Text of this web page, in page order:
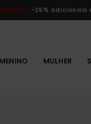
PROMO -25% adicionais
MENINO MULHER